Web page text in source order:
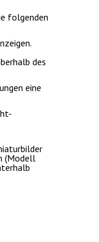
folgenden
des
eine
(Modell